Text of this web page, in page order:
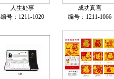
人生处事
编号：1211-1020
成功真言
编号：1211-1066